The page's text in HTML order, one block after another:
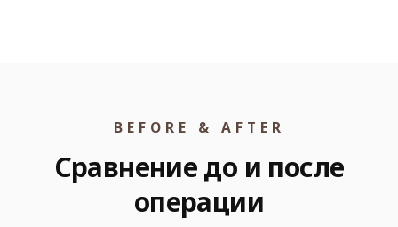
BEFORE & AFTER
Сравнение до и после
операции